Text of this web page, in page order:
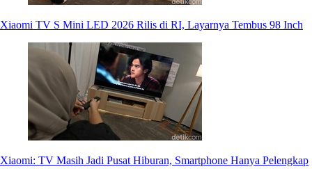
Xiaomi TV S Mini LED 2026 Rilis di RI, Layarnya Tembus 98 Inch
Xiaomi: TV Masih Jadi Pusat Hiburan, Smartphone Hanya Pelengkap